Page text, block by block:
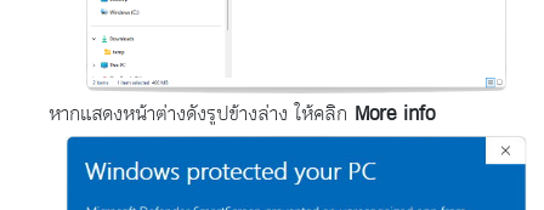
หากแสดงหน้าต่างดังรูปข้างล่าง ให้คลิก More info